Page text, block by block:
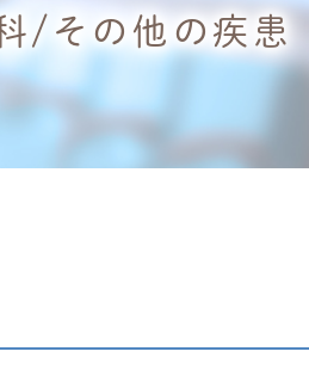
/その他の疾患